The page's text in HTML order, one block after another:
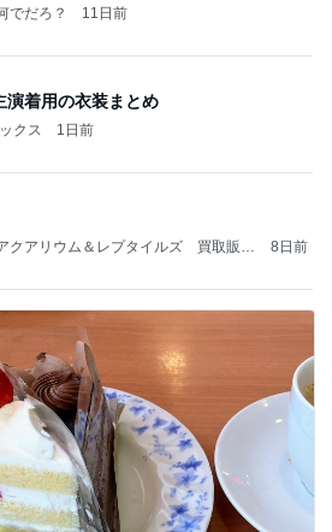
でだろ？ 11日前
演着用の衣装まとめ
クス 1日前
クアリウム＆レプタイルズ 買取販売
8日前